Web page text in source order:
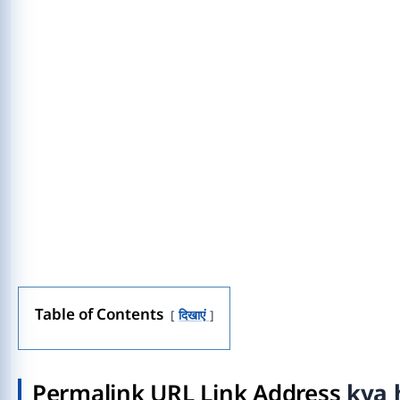
Table of Contents दिखाएं
Permalink URL Link Address kya